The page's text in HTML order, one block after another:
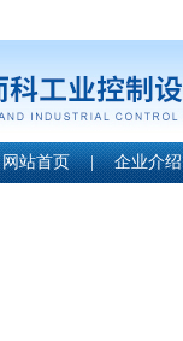
网站首页 | 企业介绍